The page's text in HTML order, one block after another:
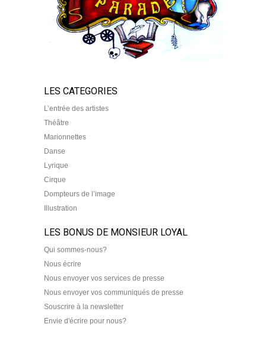
LES CATEGORIES
L’entrée des artistes
Théâtre
Marionnettes
Danse
Lyrique
Cirque
Dompteurs de l’image
Illustration
LES BONUS DE MONSIEUR LOYAL
Qui sommes-nous?
Nous écrire
Nous envoyer vos services de presse
Nous envoyer vos communiqués de presse
Souscrire à la newsletter
Envie d'écrire pour nous?